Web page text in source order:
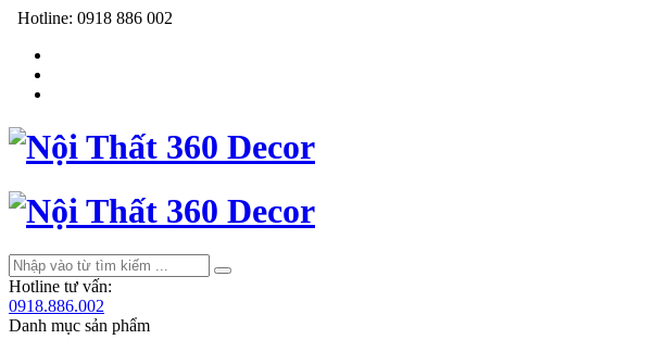
Hotline: 0918 886 002
Hotline tư vấn:
0918.886.002
Danh mục sản phẩm